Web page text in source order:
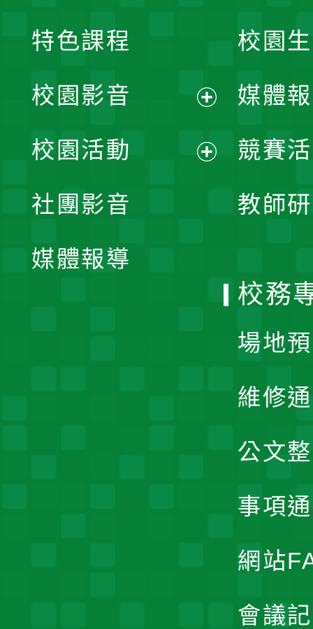
校園
媒體
競賽
教師
特色課程
校園影音
開
校園活動
社團影音
媒體報導
校務
場地
維修
公文
事項
網站
會議